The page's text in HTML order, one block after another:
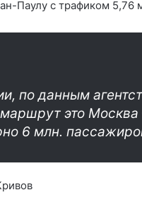
Паулу с трафиком 5,76
по данным
это
6 млн.